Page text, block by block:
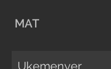
MAT
Ukemenyer